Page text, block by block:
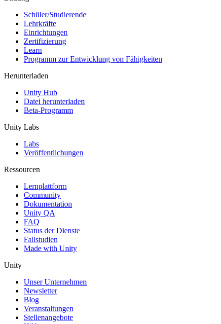
Schüler/Studierende
Lehrkräfte
Einrichtungen
Zertifizierung
Learn
Programm zur Entwicklung von Fähigkeiten
Herunterladen
Unity Hub
Datei herunterladen
Beta-Programm
Unity Labs
Labs
Veröffentlichungen
Ressourcen
Lernplattform
Community
Dokumentation
Unity QA
FAQ
Status der Dienste
Fallstudien
Made with Unity
Unity
Unser Unternehmen
Newsletter
Blog
Veranstaltungen
Stellenangebote